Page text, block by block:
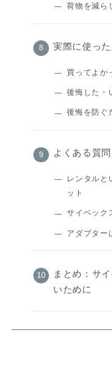
荷物を減ら
実際に使っ
買ってよか
後悔した・
後悔を防ぐ
よくある質問
レンタルと
ット
サイベック
アダプター
まとめ：サ
いために